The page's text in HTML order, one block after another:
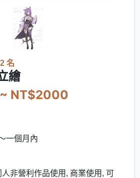
名
繪
NT$2000
一個月內
非營利作品使用, 商業使用, 可